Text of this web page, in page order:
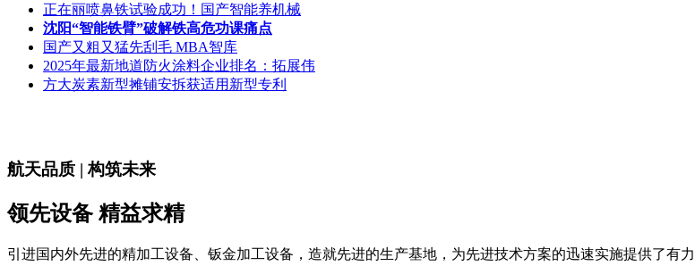
正在丽喷鼻铁试验成功！国产智能养机械
沈阳“智能铁臂”破解铁高危功课痛点
国产又粗又猛先刮毛 MBA智库
2025年最新地道防火涂料企业排名：拓展伟
方大炭素新型摊铺安拆获适用新型专利
航天品质 | 构筑未来
领先设备 精益求精
引进国内外先进的精加工设备、钣金加工设备，造就先进的生产基地，为先进技术方案的迅速实施提供了有力